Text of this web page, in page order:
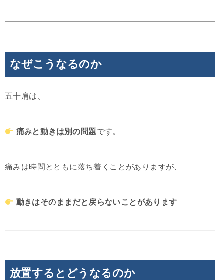
なぜこうなるのか
五十肩は、
痛みと動きは別の問題です。
痛みは時間とともに落ち着くことがありますが、
動きはそのままだと戻らないことがあります
放置するとどうなるのか